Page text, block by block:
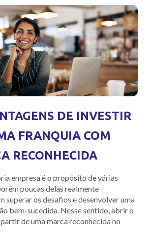
DE INVESTIR
FRANQUIA COM
RECONHECIDA
empresa é o propósito de várias
poucas delas realmente
superar os desafios e desenvolver uma
bem-sucedida. Nesse sentido, abrir o
de uma marca reconhecida no